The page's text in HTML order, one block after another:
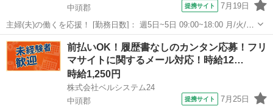
中頭郡
提携サイト 7月19日
主婦(夫)の働くを応援！ [勤務日数]： 週5日~5日 09:00~18:00 月/火/水/
木/金 [勤務地・最寄駅]： 沖縄県中頭郡北中城村屋宜原周辺の病院 株
式会社ルフト・メディカルケア [職種名]：病院での軽作...
沖縄 中頭郡 その他
前払いOK！履歴書なしのカンタン応募！フリ
マサイトに関するメール対応！時給12…
時給1,250円
株式会社ベルシステム24
中頭郡
提携サイト 7月25日